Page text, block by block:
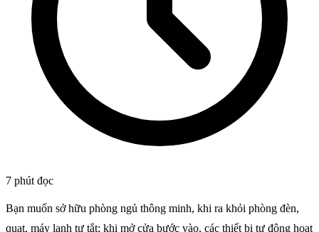
7 phút đọc
Bạn muốn sở hữu phòng ngủ thông minh, khi ra khỏi phòng đèn,
quạt, máy lạnh tự tắt; khi mở cửa bước vào, các thiết bị tự động hoạt